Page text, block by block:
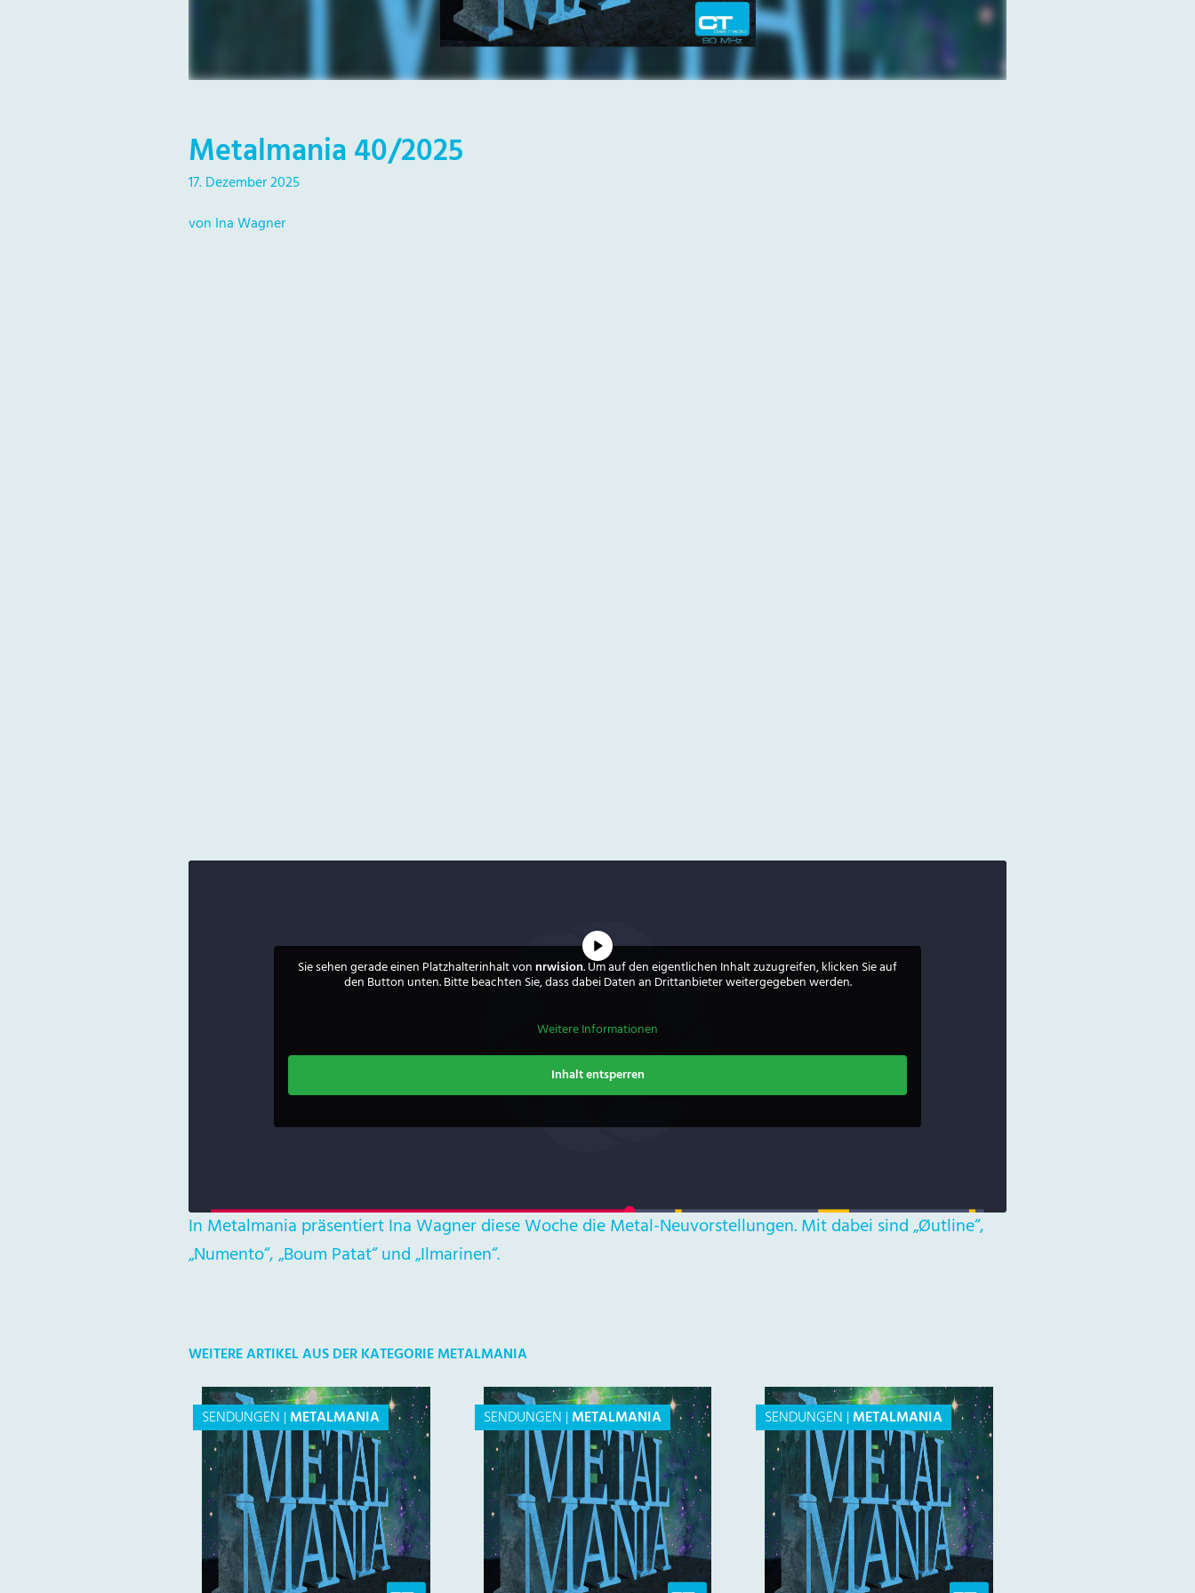
Metalmania 40/2025
17. Dezember 2025
von Ina Wagner
Sie sehen gerade einen Platzhalterinhalt vonnrwision. Um auf den eigentlichen Inhalt zuzugreifen, klicken Sie auf
den Button unten. Bitte beachten Sie, dass dabei Daten an Drittanbieter weitergegeben werden.
Weitere Informationen
Inhalt entsperren
In Metalmania präsentiert Ina Wagner diese Woche die Metal-Neuvorstellungen. Mit dabei sind „Øutline“,
„Numento“, „Boum Patat“ und „Ilmarinen“.
WEITERE ARTIKEL AUS DER KATEGORIE METALMANIA
SENDUNGEN |METALMANIA SENDUNGEN |METALMANIA SENDUNGEN |METALMANIA